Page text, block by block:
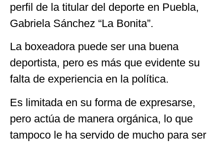
perfil de la titular del deporte en Puebla,
Gabriela Sánchez “La Bonita”.
La boxeadora puede ser una buena
deportista, pero es más que evidente su
falta de experiencia en la política.
Es limitada en su forma de expresarse,
pero actúa de manera orgánica, lo que
tampoco le ha servido de mucho para ser